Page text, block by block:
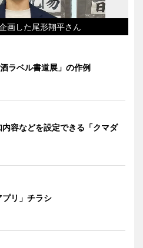
画した尾形翔平さん
酒ラベル書道展」の作例
内容などを設定できる「クマダ
プリ」チラシ